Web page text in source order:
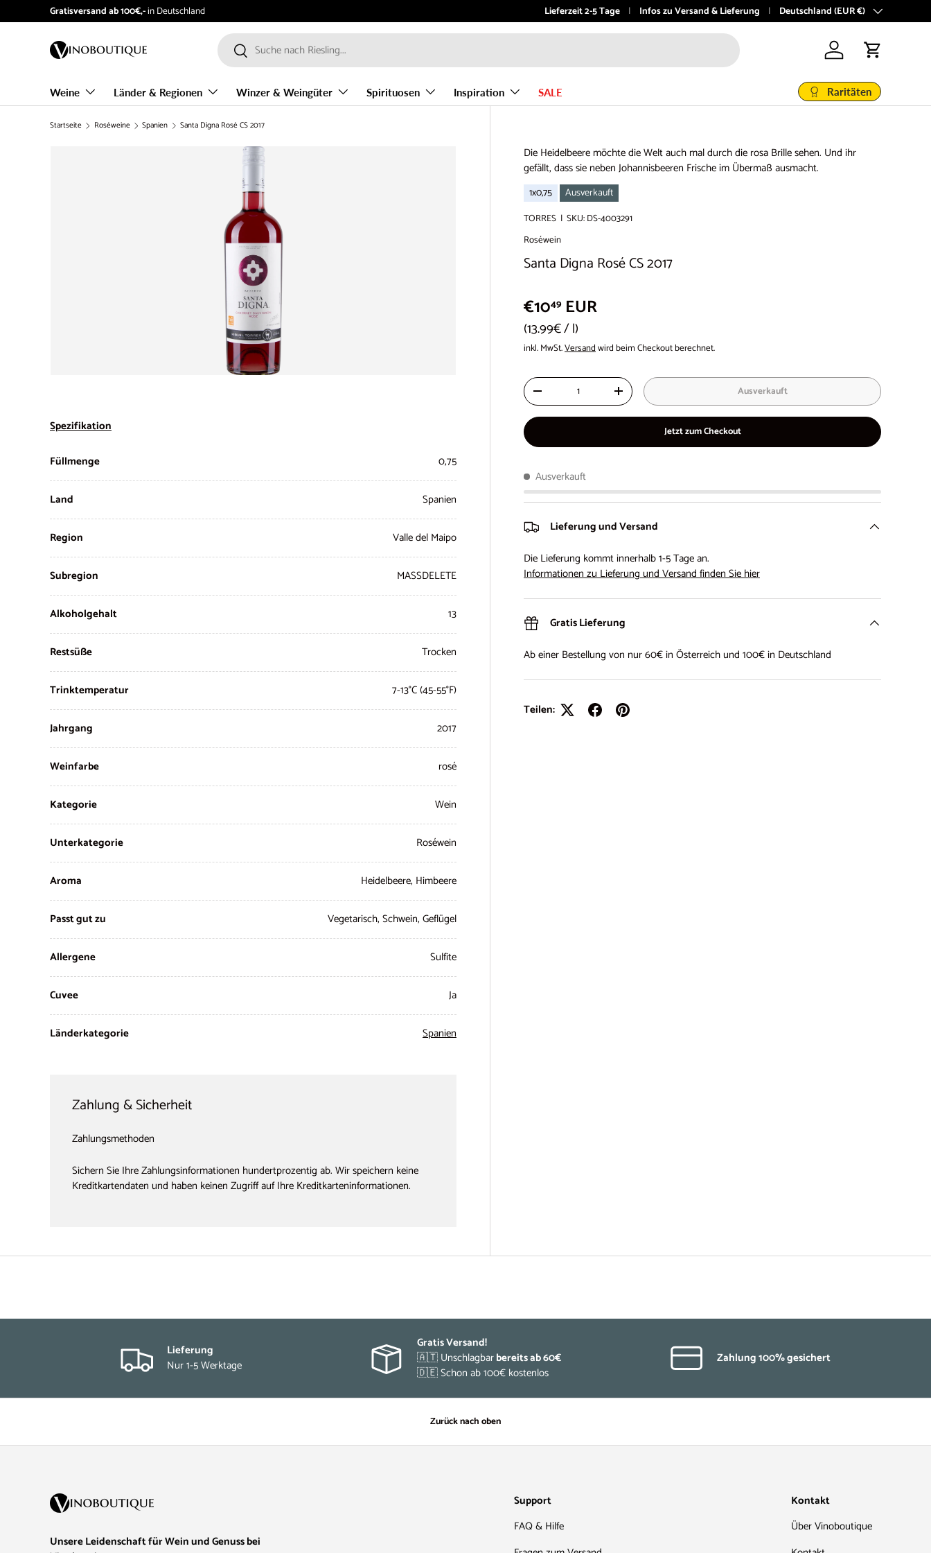
Direkt zum Inhalt
Gratisversand ab 100€,-in Deutschland Kundenservice:info@vinoboutique.at
Lieferzeit 2-5 Tage Infos zu Versand & Lieferung Land/Region
Deutschland (EUR €)
Suchen
Suchen Einloggen
Weine Länder & Regionen Winzer & Weingüter Spirituosen Inspiration SALE Raritäten
Startseite Roséweine Spanien Santa Digna Rosé CS 2017
Die Heidelbeere möchte die Welt auch mal durch die rosa Brille sehen. Und ihr
gefällt, dass sie neben Johannisbeeren Frische im Übermaß ausmacht.
1x0,75 Ausverkauft
TORRES | SKU:DS-4003291
Roséwein
Santa Digna Rosé CS 2017
€1049 EUR
Grundpreis
13.99€/l
inkl. MwSt.Versandwird beim Checkout berechnet.
Anzahl
- + Ausverkauft
Jetzt zum Checkout
Ausverkauft
Lieferung und Versand
Die Lieferung kommt innerhalb 1-5 Tage an.
Informationen zu Lieferung und Versand finden Sie hier
Gratis Lieferung
Ab einer Bestellung von nur 60€ in Österreich und 100€ in Deutschland
Teilen:
Spezifikation
Füllmenge 0,75
Land Spanien
Region Valle del Maipo
Subregion MASSDELETE
Alkoholgehalt 13
Restsüße Trocken
Trinktemperatur 7-13°C (45-55°F)
Jahrgang 2017
Weinfarbe rosé
Kategorie Wein
Unterkategorie Roséwein
Aroma Heidelbeere, Himbeere
Passt gut zu Vegetarisch, Schwein, Geflügel
Allergene Sulfite
Cuvee Ja
Länderkategorie Spanien
Zahlung & Sicherheit
Zahlungsmethoden
Sichern Sie Ihre Zahlungsinformationen hundertprozentig ab. Wir speichern keine
Kreditkartendaten und haben keinen Zugriff auf Ihre Kreditkarteninformationen.
Lieferung
Nur 1-5 Werktage
Gratis Versand!
🇦🇹 Unschlagbarbereits ab 60€
🇩🇪 Schon ab 100€ kostenlos
Zahlung 100% gesichert
Zurück nach oben
Unsere Leidenschaft für Wein und Genuss bei
Support
FAQ & Hilfe
Kontakt
Über Vinoboutique